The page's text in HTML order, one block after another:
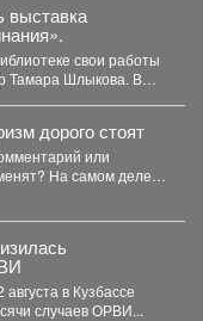
выставка
свои работы
Тамара Шлыкова. В
дорого стоят
или
На самом деле у
в Кузбассе
случаев ОРВИ...